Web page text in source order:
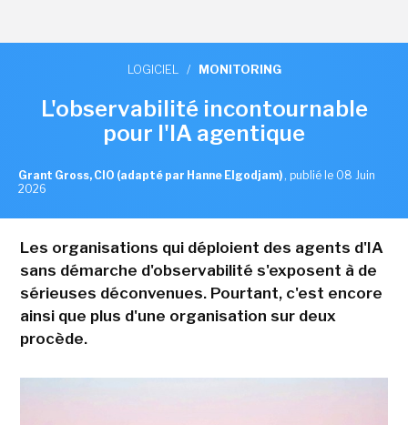
LOGICIEL / MONITORING
L'observabilité incontournable
pour l'IA agentique
Grant Gross, CIO (adapté par Hanne Elgodjam) , publié le 08 Juin
2026
Les organisations qui déploient des agents d'IA
sans démarche d'observabilité s'exposent à de
sérieuses déconvenues. Pourtant, c'est encore
ainsi que plus d'une organisation sur deux
procède.